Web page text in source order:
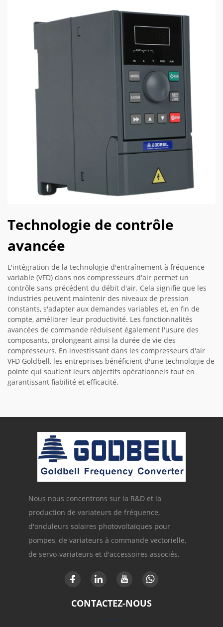
Technologie de contrôle
avancée
L'intégration de la technologie d'entraînement à fréquence
variable (VFD) dans nos compresseurs d'air permet un
contrôle sans précédent du débit d'air. Cela signifie que les
industries peuvent maintenir des niveaux de pression
constants, s'adapter aux demandes variables et, en fin de
compte, améliorer leur productivité. Les fonctionnalités
avancées de commande réduisent également l'usure des
composants, prolongeant ainsi la durée de vie des
compresseurs. En investissant dans les compresseurs d'air
VFD Goldbell, les entreprises bénéficient d'une technologie de
pointe qui soutient leurs objectifs opérationnels tout en
garantissant fiabilité et efficacité.
Nous nous concentrons sur la R&D et la
production de variateurs de fréquence,
d'onduleurs solaires photovoltaïques pour
pompes, de variateurs à commande vectorielle,
de servo-variateurs et d'accessoires associés.
CONTACTEZ-NOUS